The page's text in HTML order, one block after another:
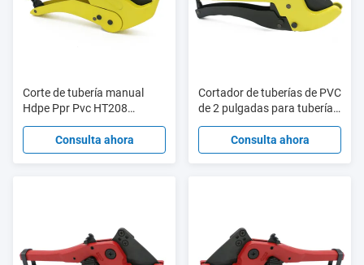
Corte de tubería manual
Hdpe Ppr Pvc HT208
amarillo fácil de
personalizarConsulta ahora
Cortador de tuberías de PVC
de 2 pulgadas para tuberías
de plástico HT309 21KGS
fácil de usarConsulta ahora